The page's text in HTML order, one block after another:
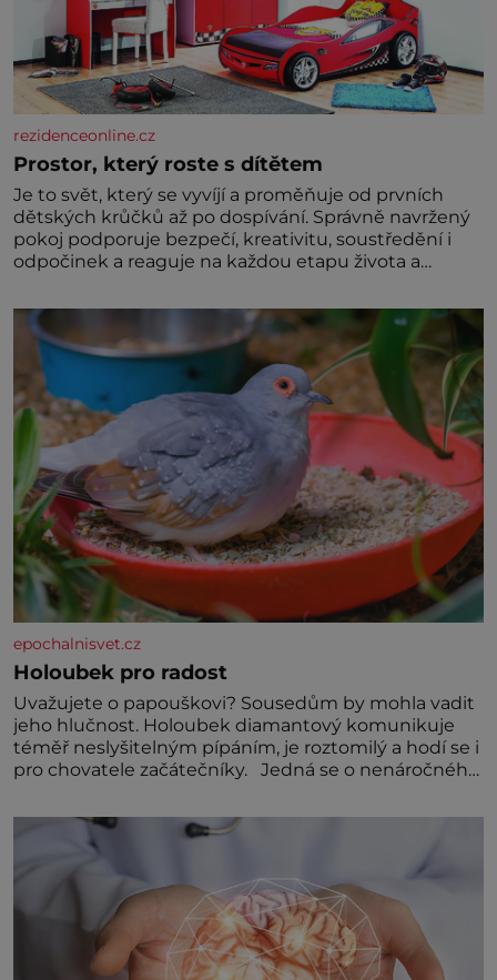
rezidenceonline.cz
Prostor, který roste s dítětem
Je to svět, který se vyvíjí a proměňuje od prvních
dětských krůčků až po dospívání. Správně navržený
pokoj podporuje bezpečí, kreativitu, soustředění i
odpočinek a reaguje na každou etapu života a
jednoduchost, měkkost a bezpečí, proto by pokoj
miminka měl působit především klidně a útulně.
Předškolní věk je
epochalnisvet.cz
Holoubek pro radost
Uvažujete o papouškovi? Sousedům by mohla vadit
jeho hlučnost. Holoubek diamantový komunikuje
téměř neslyšitelným pípáním, je roztomilý a hodí se i
pro chovatele začátečníky. Jedná se o nenáročného
Hodně času tráví na zemi, kde sbírá zbytky semínek
Jeho domovinou je prakticky celá Austrálie s
výjimkou pobřežní oblasti.